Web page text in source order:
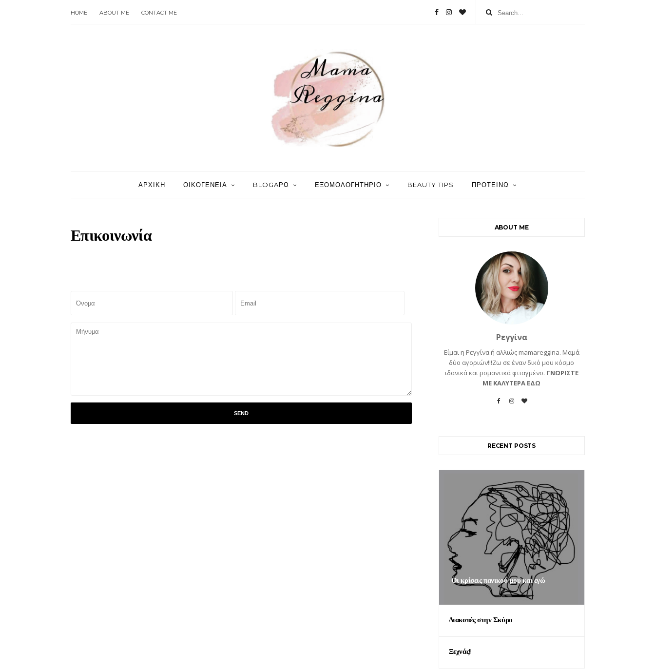
HOME ABOUT ME CONTACT ME
ΑΡΧΙΚΗ ΟΙΚΟΓΕΝΕΙΑ BLOGAΡΩ ΕΞΟΜΟΛΟΓΗΤΗΡΙΟ BEAUTY TIPS ΠΡΟΤΕΙΝΩ
Επικοινωνία ABOUT ME
Ρεγγίνα
Είμαι η Ρεγγίνα ή αλλιώς mamareggina. Μαμά
δύο αγοριών!!!Ζω σε έναν δικό μου κόσμο
ιδανικά και ρομαντικά φτιαγμένο. ΓΝΩΡΙΣΤΕ
ΜΕ ΚΑΛΥΤΕΡΑ ΕΔΩ
RECENT POSTS
Οι κρίσεις πανικού μου και εγώ
Διακοπές στην Σκύρο
Ξεχνάς!